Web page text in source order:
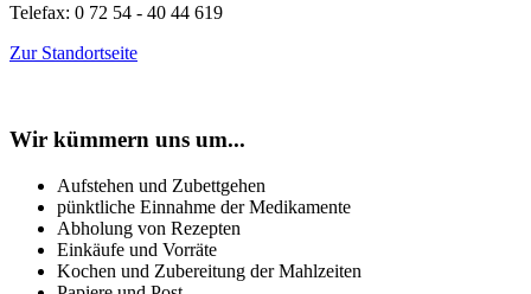
Telefax: 0 72 54 - 40 44 619
Zur Standortseite
Wir kümmern uns um...
Aufstehen und Zubettgehen
pünktliche Einnahme der Medikamente
Abholung von Rezepten
Einkäufe und Vorräte
Kochen und Zubereitung der Mahlzeiten